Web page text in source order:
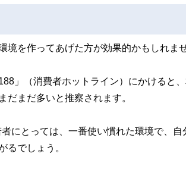
を作ってあげた方が効果的かもしれませ
」（消費者ホットライン）にかけると
だまだ多いと推察されます。
にとっては、一番使い慣れた環境で、自
るでしょう。